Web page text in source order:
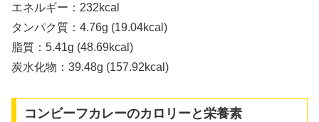
エネルギー：232kcal
タンパク質：4.76g (19.04kcal)
脂質：5.41g (48.69kcal)
炭水化物：39.48g (157.92kcal)
コンビーフカレーのカロリーと栄養素